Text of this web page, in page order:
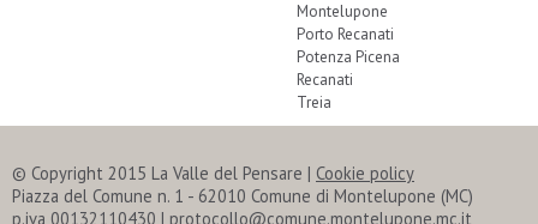
Montelupone
Porto Recanati
Potenza Picena
Recanati
Treia
© Copyright 2015 La Valle del Pensare | Cookie policy
Piazza del Comune n. 1 - 62010 Comune di Montelupone (MC)
p.iva 00132110430 | protocollo@comune.montelupone.mc.it